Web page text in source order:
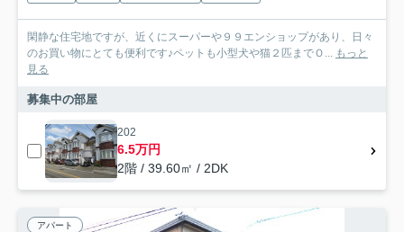
閑静な住宅地ですが、近くにスーパーや９９エンショップがあり、日々
のお買い物にとても便利です♪ペットも小型犬や猫２匹までＯ... もっと
見る
募集中の部屋
202
6.5万円
2階 / 39.60㎡ / 2DK
アパート